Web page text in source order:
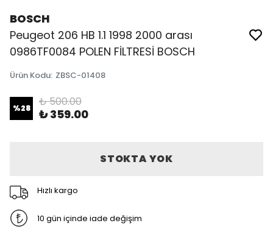
BOSCH
Peugeot 206 HB 1.1 1998 2000 arası
0986TF0084 POLEN FİLTRESİ BOSCH
Ürün Kodu: ZBSC-01408
%28 ₺ 500.00
₺ 359.00
STOKTA YOK
Hızlı kargo
10 gün içinde iade değişim